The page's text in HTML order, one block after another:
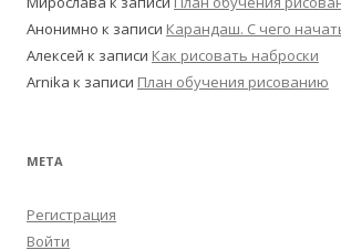
Анонимно к записи Карандаш. С чего
Алексей к записи Как рисовать наброски
Arnika к записи План обучения рисованию
МЕТА
Регистрация
Войти